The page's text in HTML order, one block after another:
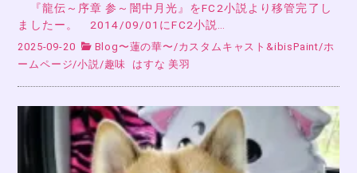
『龍伝～序章 参～闇中月光』をFC2小説より移管完了し
ましたー。 2014/09/01にFC2小説…
2025-09-20 Blog〜蓮の華〜/カスタムキャスト&ibisPaint/ホ
ームページ/小説/趣味 はすな 美羽